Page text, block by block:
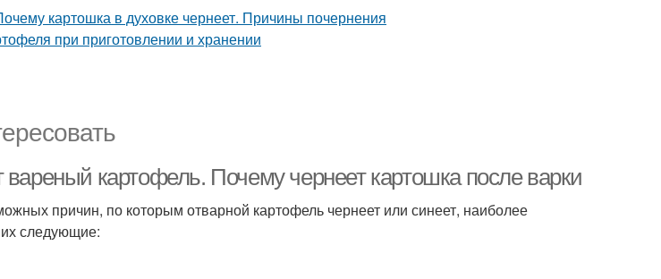
картофель. Почему чернеет картошка после варки
причин, по которым отварной картофель чернеет или синеет, наиболее
следующие: